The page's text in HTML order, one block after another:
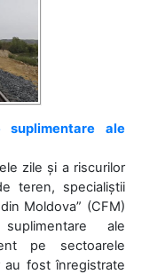
suplimentare ale
zile și a riscurilor
teren, specialiștii
Moldova” (CFM)
ale
pe sectoarele
fost înregistrate